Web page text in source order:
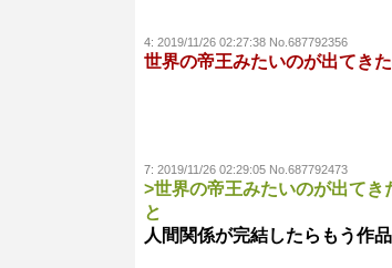
4: 2019/11/26 02:27:38 No.687792356
世界の帝王みたいのが出てき
7: 2019/11/26 02:29:05 No.687792473
>世界の帝王みたいのが出て
と
人間関係が完結したらもう作